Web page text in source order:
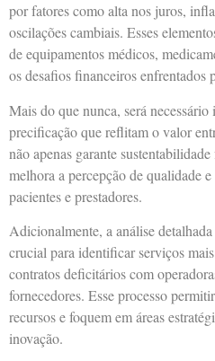
por fatores como alta nos juros,
oscilações cambiais. Esses
de equipamentos médicos,
os desafios financeiros enfrentados
Mais do que nunca, será
precificação que reflitam o valor
não apenas garante
melhora a percepção de qualidade
pacientes e prestadores.
Adicionalmente, a análise
crucial para identificar serviços
contratos deficitários com
fornecedores. Esse processo
recursos e foquem em áreas
inovação.